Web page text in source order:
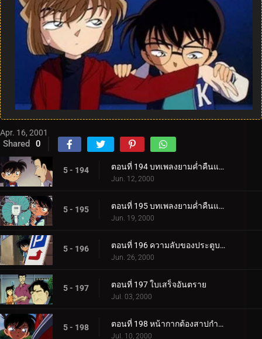
Apr. 16, 2001
Shared 0
5 - 194 ตอนที่ 194 บทเพลงยามค่ำคืนแห่งจิตสังหารสีแดง (ตอนแรก)
Jun. 12, 2000
5 - 195 ตอนที่ 195 บทเพลงยามค่ำคืนแห่งจิตสังหารสีแดง (ตอนจบ)
Jun. 19, 2000
5 - 196 ตอนที่ 196 ความลับของประตูบานที่ 9
Jun. 26, 2000
5 - 197 ตอนที่ 197 ใบเสร็จอันตราย
Jul. 03, 2000
5 - 198 ตอนที่ 198 หน้ากากต้องสาปกำลังหัวเราะอย่างเลือดเย็น (ตอนพิเศษ ตอนแรก) ยอดนักสืบจิ๋วโคนัน เดอะซี_.
Jul. 10, 2000